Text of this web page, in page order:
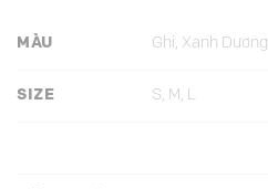
MÀU Ghi, Xanh Dương
SIZE S, M, L